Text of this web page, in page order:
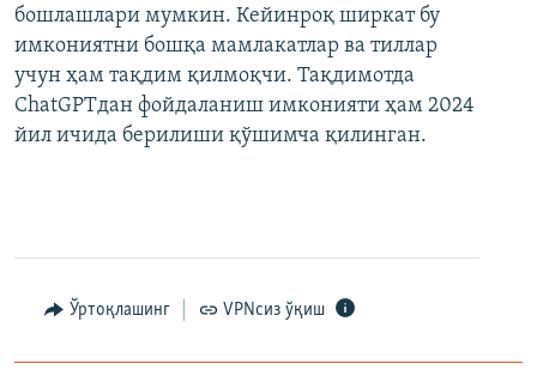
бошлашлари мумкин. Кейинроқ ширкат бу
имкониятни бошқа мамлакатлар ва тиллар
учун ҳам тақдим қилмоқчи. Тақдимотда
ChatGPTдан фойдаланиш имконияти ҳам 2024
йил ичида берилиши қўшимча қилинган.
Ўртоқлашинг VPNсиз ўқиш